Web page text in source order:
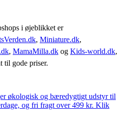
i øjeblikket er
, Miniature.dk,
, MamaMilla.dk og Kids-world.dk,
til gode priser.
økologisk og bæredygtigt udstyr til
og fri fragt over 499 kr. Klik